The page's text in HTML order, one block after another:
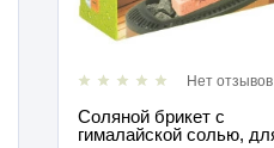
Нет отзывов
Соляной брикет с
гималайской солью,